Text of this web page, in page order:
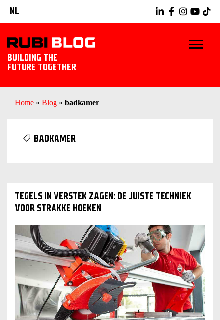
NL
BUILDING THE
FUTURE TOGETHER
HOME
ONTDEK RUBI
Home » Blog » badkamer
BADKAMER
TEGELS IN VERSTEK ZAGEN: DE JUISTE TECHNIEK
VOOR STRAKKE HOEKEN